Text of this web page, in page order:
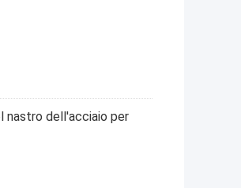
nastro dell'acciaio per